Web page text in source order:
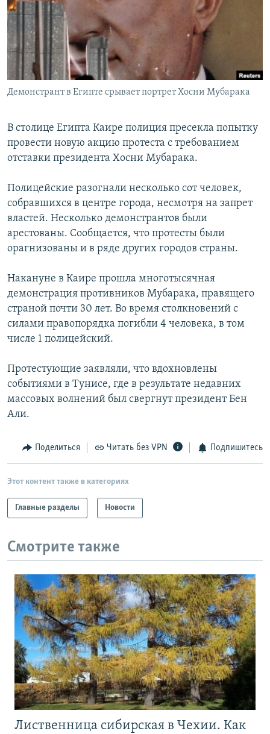
РАСПИСАНИЕ ВЕЩАНИЯ
ПОДПИШИТЕСЬ НА РАССЫЛКУ
СОЦИАЛЬНЫЕ СЕТИ
Все сайты РСЕ/РС
Демонстрант в Египте срывает портрет Хосни Мубарака
В столице Египта Каире полиция пресекла попытку
провести новую акцию протеста с требованием
отставки президента Хосни Мубарака.
Полицейские разогнали несколько сот человек,
собравшихся в центре города, несмотря на запрет
властей. Несколько демонстрантов были
арестованы. Сообщается, что протесты были
орагнизованы и в ряде других городов страны.
Накануне в Каире прошла многотысячная
демонстрация противников Мубарака, правящего
страной почти 30 лет. Во время столкновений с
силами правопорядка погибли 4 человека, в том
числе 1 полицейский.
Протестующие заявляли, что вдохновлены
событиями в Тунисе, где в результате недавних
массовых волнений был свергнут президент Бен
Али.
Поделиться Читать без VPN Подпишитесь
Этот контент также в категориях
Главные разделы Новости
Смотрите также
Лиственница сибирская в Чехии. Как